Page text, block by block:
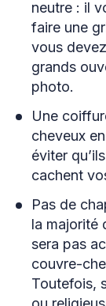
neutre : il
faire une
vous
grands
photo.
Une
cheveux
éviter
cachent
Pas de
la majorité
sera pas
couvre-
Toutefois,